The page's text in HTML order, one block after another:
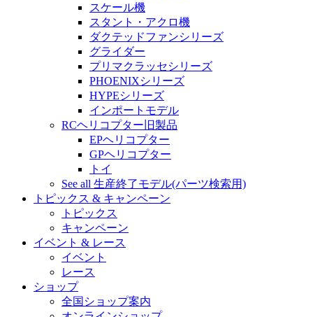
スケール機
スタント・アクロ機
ダクテッドファンシリーズ
グライダー
プリマクラッセシリーズ
PHOENIXシリーズ
HYPEシリーズ
インポートモデル
RCヘリコプター旧製品
EPヘリコプター
GPヘリコプター
トイ
See all 生産終了モデル(パーツ検索用)
トピックス & キャンペーン
トピックス
キャンペーン
イベント & レース
イベント
レース
ショップ
全国ショップ案内